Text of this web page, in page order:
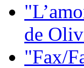
de
"Fax/